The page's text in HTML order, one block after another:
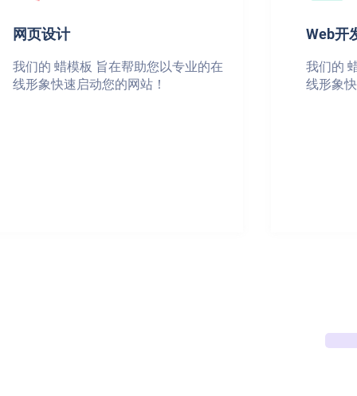
网页设计
我们的 蜡模板 旨在帮助您以专业的在
线形象快速启动您的网站！
Web开
我们的
线形象